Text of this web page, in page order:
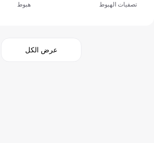
تصفيات الهبوط هبوط
عرض الكل